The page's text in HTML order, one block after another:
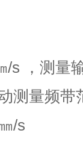
/s ，测量
测量频带
/s